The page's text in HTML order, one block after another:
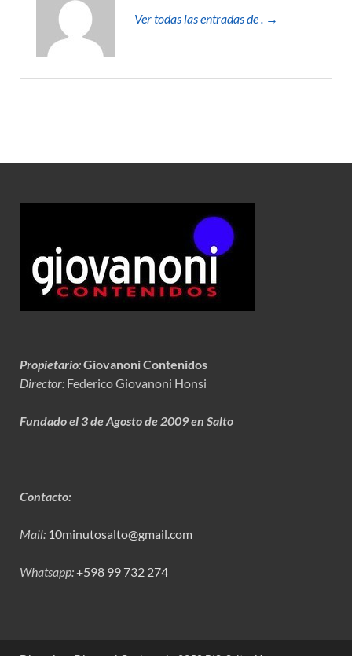
Ver todas las entradas de . →
Propietario:Giovanoni Contenidos
Director: Federico Giovanoni Honsi
Fundado el 3 de Agosto de 2009 en Salto
Contacto:
Mail: 10minutosalto@gmail.com
Whatsapp:+598 99 732 274